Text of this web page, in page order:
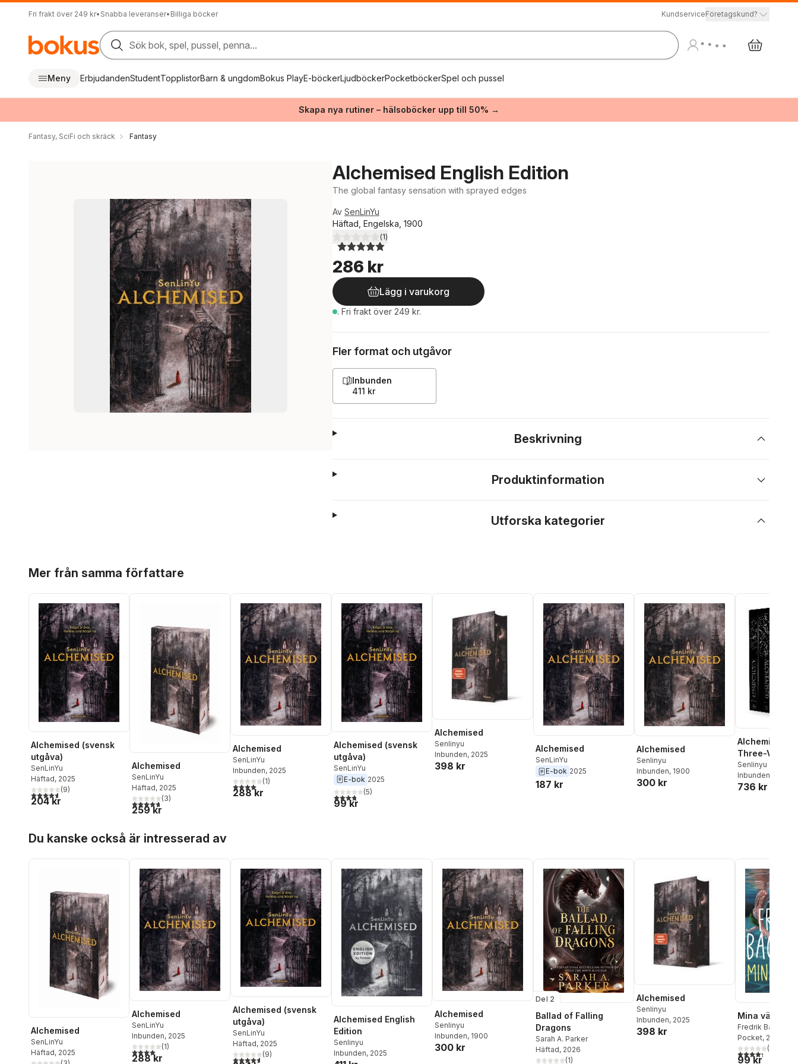
Fri frakt över 249 kr• Snabba leveranser• Billiga böcker KundserviceFöretagskund?
Sök bok, spel, pussel, penna...
Meny ErbjudandenStudentTopplistorBarn & ungdomBokus PlayE-böckerLjudböckerPocketböckerSpel och pussel
Skapa nya rutiner – hälsoböcker upp till 50% →
Fantasy, SciFi och skräck Fantasy
Alchemised English Edition
The global fantasy sensation with sprayed edges
Av SenLinYu
Häftad, Engelska, 1900
5,0utav 5 stjärnor. Totalt antal röster:
(1)
286 kr
Lägg i varukorg
. Fri frakt över 249 kr.
Fler format och utgåvor
Inbunden
411 kr
Beskrivning
Produktinformation
Utforska kategorier
Mer från samma författare
Alchemised (svensk
utgåva)
SenLinYu
Häftad, 2025
4,6utav 5 stjärnor. Totalt antal röster:
(9)
204 kr
Alchemised
SenLinYu
Häftad, 2025
4,7utav 5 stjärnor. Totalt antal röster:
(3)
259 kr
Alchemised
SenLinYu
Inbunden, 2025
4,0utav 5 stjärnor. Totalt antal röster:
(1)
288 kr
Alchemised (svensk
utgåva)
SenLinYu
E-bok 2025
3,8utav 5 stjärnor. Totalt antal röster:
(5)
99 kr
Alchemised
Senlinyu
Inbunden, 2025
398 kr
Alchemised
SenLinYu
E-bok 2025
187 kr
Alchemised
Senlinyu
Inbunden, 1900
300 kr
Alchemised
Three-Volume
Slipcase
Senlinyu
Inbunden
736 kr
Du kanske också är intresserad av
Alchemised
SenLinYu
Häftad, 2025
Alchemised
SenLinYu
Inbunden, 2025
4,0utav 5 stjärnor. Totalt antal röster:
(1)
288 kr
Alchemised (svensk
utgåva)
SenLinYu
Häftad, 2025
4,6utav 5 stjärnor. Totalt antal röster:
(9)
Alchemised English
Edition
Senlinyu
Inbunden, 2025
Alchemised
Senlinyu
Inbunden, 1900
300 kr
Del 2
Ballad of Falling
Dragons
Sarah A. Parker
Häftad, 2026
(1)
Alchemised
Senlinyu
Inbunden, 2025
398 kr
Mina vänner
Fredrik Backman
Pocket, 2026
4,3utav 5(
99 kr